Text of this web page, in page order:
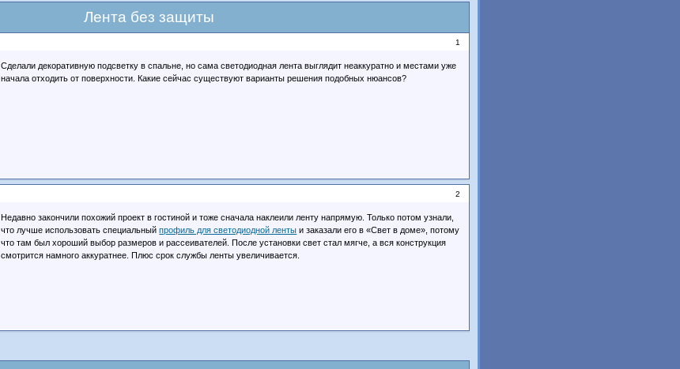
Лента без защиты
1
Сделали декоративную подсветку в спальне, но сама светодиодная лента выглядит неаккуратно и местами уже
начала отходить от поверхности. Какие сейчас существуют варианты решения подобных нюансов?
2
Недавно закончили похожий проект в гостиной и тоже сначала наклеили ленту напрямую. Только потом узнали,
что лучше использовать специальныйпрофиль для светодиодной ленты и заказали его в «Свет в доме», потому
что там был хороший выбор размеров и рассеивателей. После установки свет стал мягче, а вся конструкция
смотрится намного аккуратнее. Плюс срок службы ленты увеличивается.